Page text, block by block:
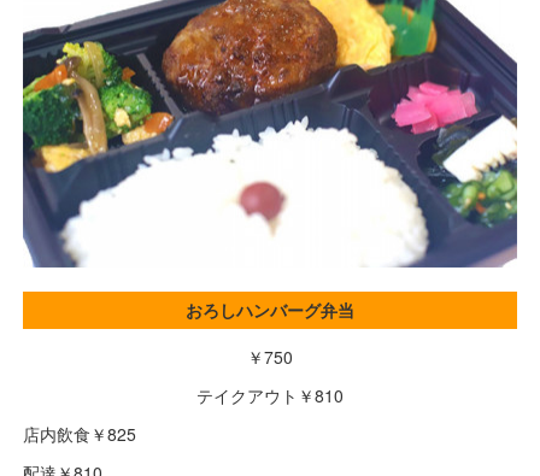
おろしハンバーグ弁当
￥750
テイクアウト￥810
店内飲食￥825